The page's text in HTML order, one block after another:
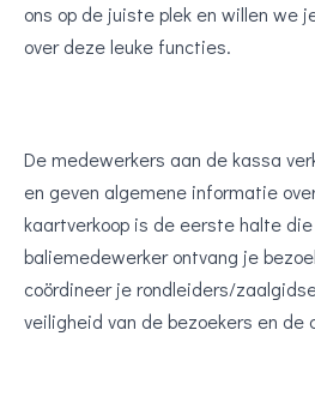
ons op de juiste plek en willen we
over deze leuke functies.
De medewerkers aan de kassa
en geven algemene informatie
kaartverkoop is de eerste halte
baliemedewerker ontvang je
coördineer je rondleiders/
veiligheid van de bezoekers en de